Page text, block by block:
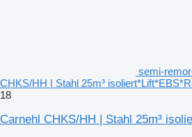
semi-
CHKS/HH | Stahl 25m³
18
Carnehl CHKS/HH | Stahl 25m³